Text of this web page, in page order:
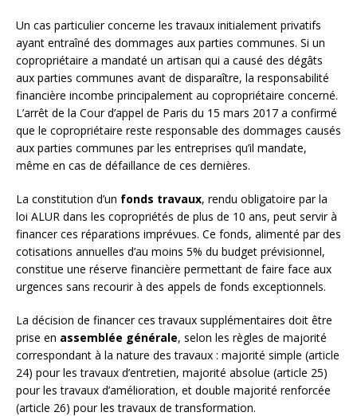
Un cas particulier concerne les travaux initialement privatifs
ayant entraîné des dommages aux parties communes. Si un
copropriétaire a mandaté un artisan qui a causé des dégâts
aux parties communes avant de disparaître, la responsabilité
financière incombe principalement au copropriétaire concerné.
L’arrêt de la Cour d’appel de Paris du 15 mars 2017 a confirmé
que le copropriétaire reste responsable des dommages causés
aux parties communes par les entreprises qu’il mandate,
même en cas de défaillance de ces dernières.
La constitution d’un fonds travaux, rendu obligatoire par la
loi ALUR dans les copropriétés de plus de 10 ans, peut servir à
financer ces réparations imprévues. Ce fonds, alimenté par des
cotisations annuelles d’au moins 5% du budget prévisionnel,
constitue une réserve financière permettant de faire face aux
urgences sans recourir à des appels de fonds exceptionnels.
La décision de financer ces travaux supplémentaires doit être
prise en assemblée générale, selon les règles de majorité
correspondant à la nature des travaux : majorité simple (article
24) pour les travaux d’entretien, majorité absolue (article 25)
pour les travaux d’amélioration, et double majorité renforcée
(article 26) pour les travaux de transformation.